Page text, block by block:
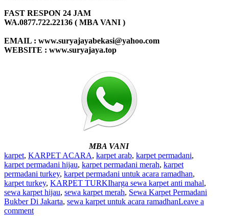
FAST RESPON 24 JAM
WA.0877.722.22136 ( MBA VANI )
EMAIL : www.suryajayabekasi@yahoo.com
WEBSITE : www.suryajaya.top
MBA VANI
karpet, KARPET ACARA, karpet arab, karpet permadani,
karpet permadani hijau, karpet permadani merah, karpet
permadani turkey, karpet permadani untuk acara ramadhan,
karpet turkey, KARPET TURKIharga sewa karpet anti mahal,
sewa karpet hijau, sewa karpet merah, Sewa Karpet Permadani
Bukber Di Jakarta, sewa karpet untuk acara ramadhanLeave a
comment